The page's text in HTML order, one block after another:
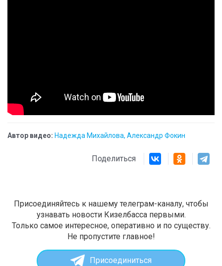
Автор видео: Надежда Михайлова, Александр Фокин
Поделиться
Присоединяйтесь к нашему телеграм-каналу, чтобы
узнавать новости Кизелбасса первыми.
Только самое интересное, оперативно и по существу.
Не пропустите главное!
Присоединиться